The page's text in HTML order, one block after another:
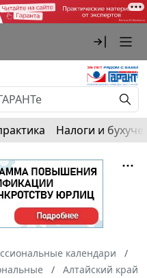
Налоги и
календари
Алтайский край